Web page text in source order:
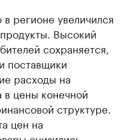
регионе увеличился
Высокий
сохраняется,
поставщики
расходы на
в цены конечной
структуре.
цен на